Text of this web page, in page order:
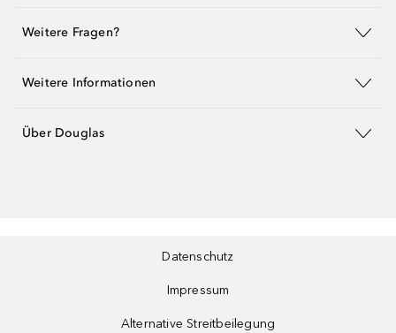
Weitere Fragen?
Weitere Informationen
Über Douglas
Datenschutz
Impressum
Alternative Streitbeilegung